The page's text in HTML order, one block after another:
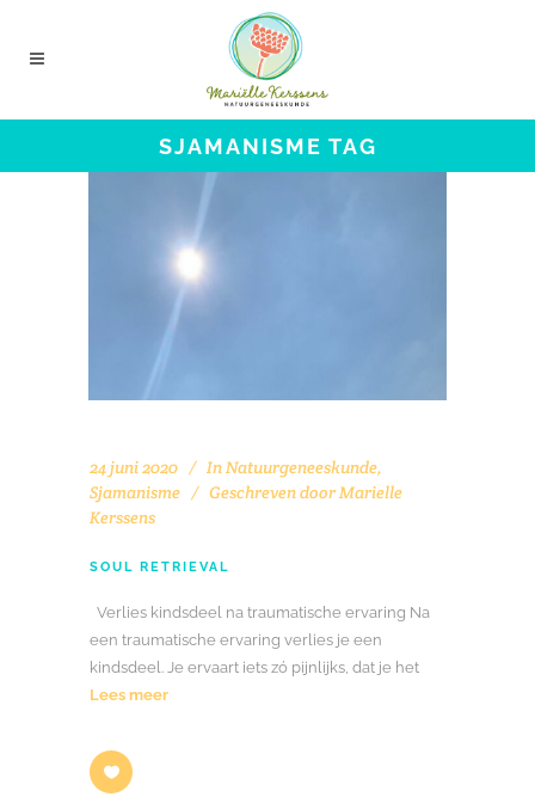
SJAMANISME TAG
24 juni 2020 InNatuurgeneeskunde,
Sjamanisme
Geschreven doorMarielle
Kerssens
SOUL RETRIEVAL
Verlies kindsdeel na traumatische ervaring Na
een traumatische ervaring verlies je een
kindsdeel. Je ervaart iets zó pijnlijks, dat je het
Lees meer